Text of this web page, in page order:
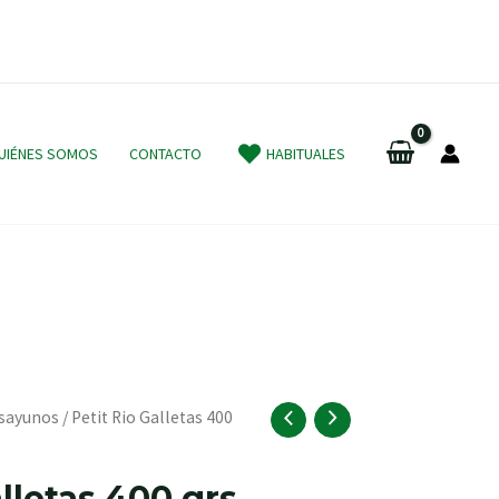
SOMOS CONTACTO HABITUALES
/ Petit Rio Galletas 400